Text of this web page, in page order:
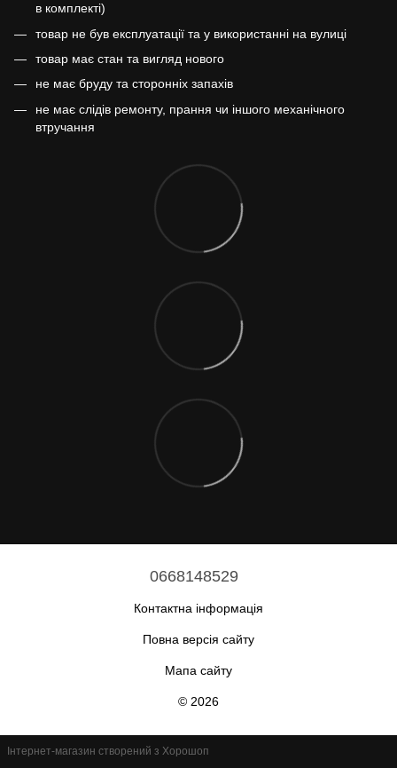
в комплекті)
товар не був експлуатації та у використанні на вулиці
товар має стан та вигляд нового
не має бруду та сторонніх запахів
не має слідів ремонту, прання чи іншого механічного
втручання
0668148529
Контактна інформація
Повна версія сайту
Мапа сайту
© 2026
Інтернет-магазин створений з Хорошоп